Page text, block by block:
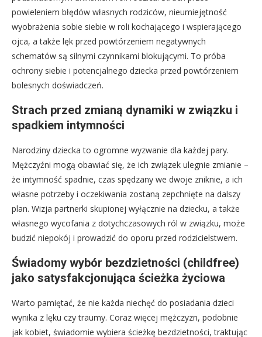
powieleniem błędów własnych rodziców, nieumiejętność
wyobrażenia sobie siebie w roli kochającego i wspierającego
ojca, a także lęk przed powtórzeniem negatywnych
schematów są silnymi czynnikami blokującymi. To próba
ochrony siebie i potencjalnego dziecka przed powtórzeniem
bolesnych doświadczeń.
Strach przed zmianą dynamiki w związku i
spadkiem intymności
Narodziny dziecka to ogromne wyzwanie dla każdej pary.
Mężczyźni mogą obawiać się, że ich związek ulegnie zmianie –
że intymność spadnie, czas spędzany we dwoje zniknie, a ich
własne potrzeby i oczekiwania zostaną zepchnięte na dalszy
plan. Wizja partnerki skupionej wyłącznie na dziecku, a także
własnego wycofania z dotychczasowych ról w związku, może
budzić niepokój i prowadzić do oporu przed rodzicielstwem.
Świadomy wybór bezdzietności (childfree)
jako satysfakcjonująca ścieżka życiowa
Warto pamiętać, że nie każda niechęć do posiadania dzieci
wynika z lęku czy traumy. Coraz więcej mężczyzn, podobnie
jak kobiet, świadomie wybiera ścieżkę bezdzietności, traktując